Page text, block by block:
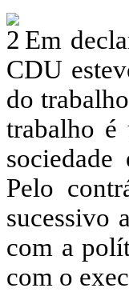
Em
CDU
do
trabalho é
Pelo
sucessivo
com a
com o